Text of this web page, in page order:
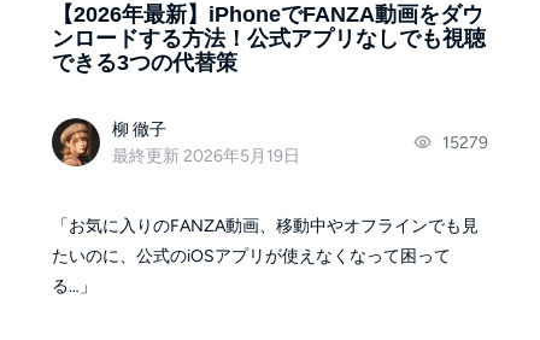
【2026年最新】iPhoneでFANZA動画をダウ
ンロードする方法！公式アプリなしでも視聴
できる3つの代替策
柳 徹子
最終更新 2026年5月19日
15279
「お気に入りのFANZA動画、移動中やオフラインでも見
たいのに、公式のiOSアプリが使えなくなって困って
る…」